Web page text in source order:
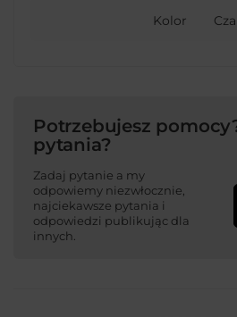
Kolor
Potrzebujesz
pytania?
Zadaj pytanie a my
odpowiemy niezwłocznie,
najciekawsze pytania i
odpowiedzi publikując dla
innych.